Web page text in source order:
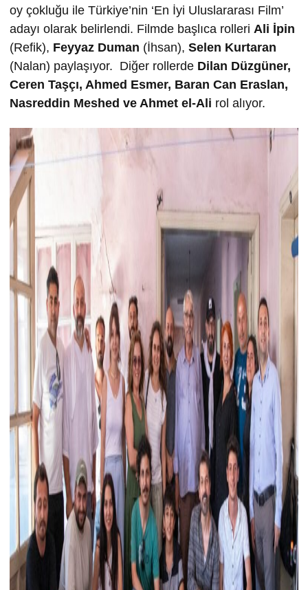
oy çokluğu ile Türkiye’nin ‘En İyi Uluslararası Film’
adayı olarak belirlendi. Filmde başlıca rolleri Ali İpin
(Refik), Feyyaz Duman (İhsan), Selen Kurtaran
(Nalan) paylaşıyor. Diğer rollerde Dilan Düzgüner,
Ceren Taşçı, Ahmed Esmer, Baran Can Eraslan,
Nasreddin Meshed ve Ahmet el-Ali rol alıyor.